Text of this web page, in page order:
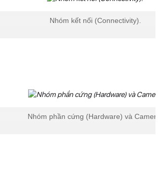
Nhóm kết nối (Connectivity).
Nhóm phần cứng (Hardware) và